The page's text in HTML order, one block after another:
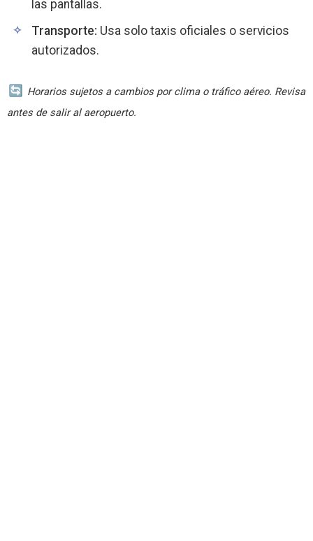
las pantallas.
Transporte: Usa solo taxis oficiales o servicios
autorizados.
Horarios sujetos a cambios por clima o tráfico aéreo. Revisa
antes de salir al aeropuerto.